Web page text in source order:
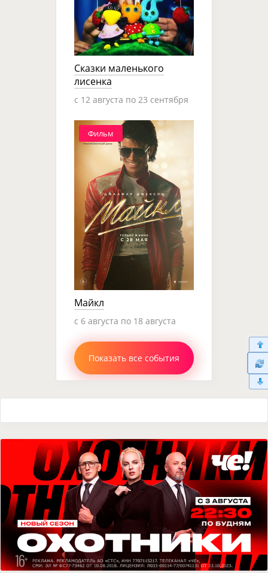
Сказки маленького
лисенка
c 12 августа по 23 сентября
Фильм
Майкл
c 6 августа по 18 августа
Показать все события